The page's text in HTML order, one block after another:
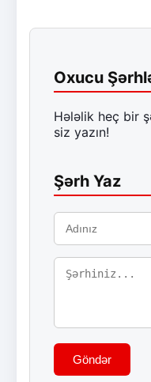
Oxucu
Hələlik heç bir
siz yazın!
Şərh Yaz
Göndər